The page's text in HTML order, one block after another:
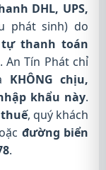
DHL, UPS,
phát sinh) do
tự thanh toán
Tín Phát chỉ
KHÔNG chịu,
khẩu này.
thuế, quý khách
đường biển
.